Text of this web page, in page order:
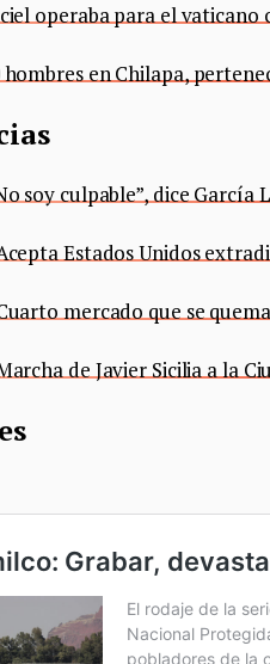
operaba para el
en Chilapa,
soy culpable”, dice García
Estados Unidos
mercado que se
de Javier Sicilia a la